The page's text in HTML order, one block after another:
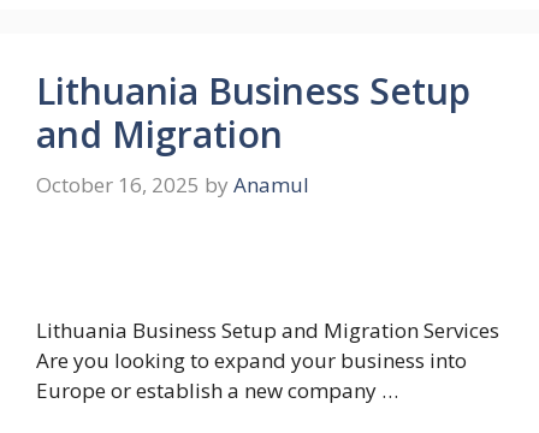
Lithuania Business Setup
and Migration
October 16, 2025 by Anamul
Lithuania Business Setup and Migration Services
Are you looking to expand your business into
Europe or establish a new company …